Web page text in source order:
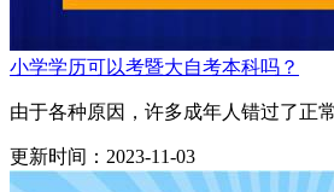
小学学历可以考暨大自考本科吗？
由于各种原因，许多成年人错过了正
更新时间：2023-11-03